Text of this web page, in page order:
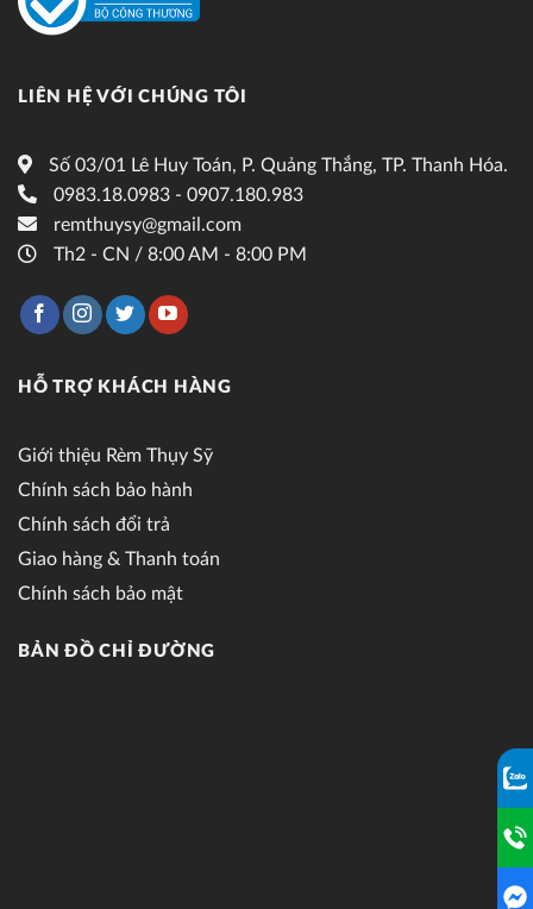
LIÊN HỆ VỚI CHÚNG TÔI
Số 03/01 Lê Huy Toán, P. Quảng Thắng, TP. Thanh Hóa.
0983.18.0983 - 0907.180.983
remthuysy@gmail.com
Th2 - CN / 8:00 AM - 8:00 PM
HỖ TRỢ KHÁCH HÀNG
Giới thiệu Rèm Thụy Sỹ
Chính sách bảo hành
Chính sách đổi trả
Giao hàng & Thanh toán
Chính sách bảo mật
BẢN ĐỒ CHỈ ĐƯỜNG